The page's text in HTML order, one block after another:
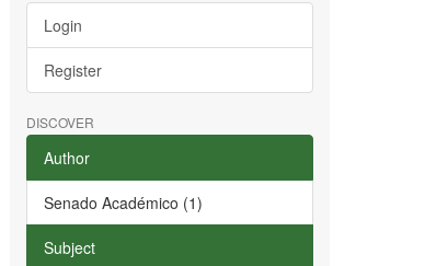
Login
Register
DISCOVER
Author
Senado Académico (1)
Subject